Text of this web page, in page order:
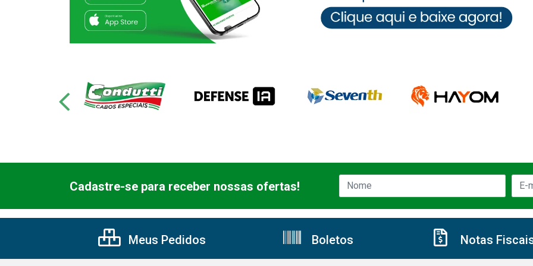
Cadastre-se para receber nossas ofertas!
Meus Pedidos Boletos Notas